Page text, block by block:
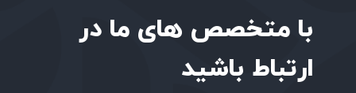
با متخصص های ما در
ارتباط باشید